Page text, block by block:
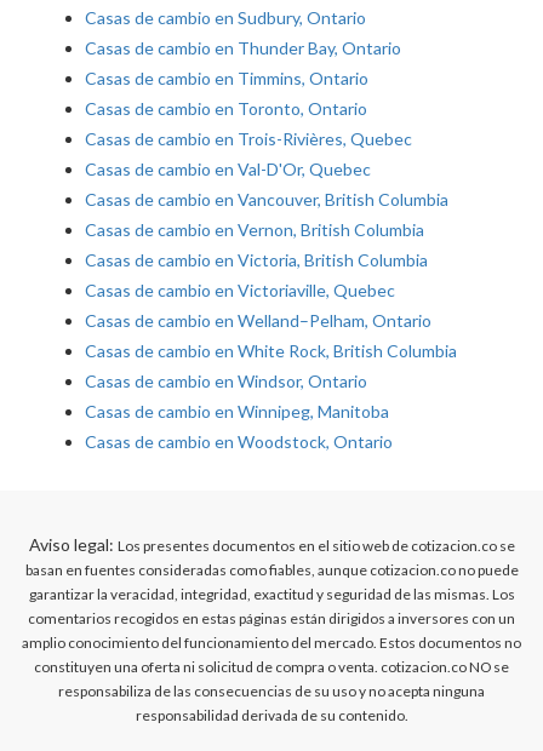
Casas de cambio en Sudbury, Ontario
Casas de cambio en Thunder Bay, Ontario
Casas de cambio en Timmins, Ontario
Casas de cambio en Toronto, Ontario
Casas de cambio en Trois-Rivières, Quebec
Casas de cambio en Val-D'Or, Quebec
Casas de cambio en Vancouver, British Columbia
Casas de cambio en Vernon, British Columbia
Casas de cambio en Victoria, British Columbia
Casas de cambio en Victoriaville, Quebec
Casas de cambio en Welland–Pelham, Ontario
Casas de cambio en White Rock, British Columbia
Casas de cambio en Windsor, Ontario
Casas de cambio en Winnipeg, Manitoba
Casas de cambio en Woodstock, Ontario
Aviso legal: Los presentes documentos en el sitio web de cotizacion.co se
basan en fuentes consideradas como fiables, aunque cotizacion.co no puede
garantizar la veracidad, integridad, exactitud y seguridad de las mismas. Los
comentarios recogidos en estas páginas están dirigidos a inversores con un
amplio conocimiento del funcionamiento del mercado. Estos documentos no
constituyen una oferta ni solicitud de compra o venta. cotizacion.co NO se
responsabiliza de las consecuencias de su uso y no acepta ninguna
responsabilidad derivada de su contenido.